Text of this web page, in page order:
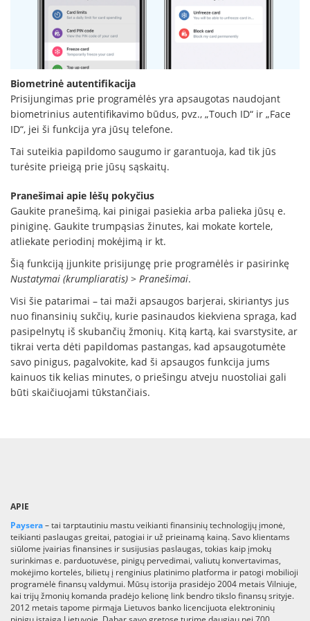
Biometrinė autentifikacija
Prisijungimas prie programėlės yra apsaugotas naudojant
biometrinius autentifikavimo būdus, pvz., „Touch ID“ ir „Face
ID“, jei ši funkcija yra jūsų telefone.
Tai suteikia papildomo saugumo ir garantuoja, kad tik jūs
turėsite prieigą prie jūsų sąskaitų.
Pranešimai apie lėšų pokyčius
Gaukite pranešimą, kai pinigai pasiekia arba palieka jūsų e.
piniginę. Gaukite trumpąsias žinutes, kai mokate kortele,
atliekate periodinį mokėjimą ir kt.
Šią funkciją įjunkite prisijungę prie programėlės ir pasirinkę
Nustatymai (krumpliaratis) > Pranešimai.
Visi šie patarimai – tai maži apsaugos barjerai, skiriantys jus
nuo finansinių sukčių, kurie pasinaudos kiekviena spraga, kad
pasipelnytų iš skubančių žmonių. Kitą kartą, kai svarstysite, ar
tikrai verta dėti papildomas pastangas, kad apsaugotumėte
savo pinigus, pagalvokite, kad ši apsaugos funkcija jums
kainuos tik kelias minutes, o priešingu atveju nuostoliai gali
būti skaičiuojami tūkstančiais.
APIE
Paysera– tai tarptautiniu mastu veikianti finansinių technologijų įmonė,
teikianti paslaugas greitai, patogiai ir už prieinamą kainą. Savo klientams
siūlome įvairias finansines ir susijusias paslaugas, tokias kaip įmokų
surinkimas e. parduotuvėse, pinigų pervedimai, valiutų konvertavimas,
mokėjimo kortelės, bilietų į renginius platinimo platforma ir patogi mobilioji
programėlė finansų valdymui. Mūsų istorija prasidėjo 2004 metais Vilniuje,
kai trijų žmonių komanda pradėjo kelionę link bendro tikslo finansų srityje.
2012 metais tapome pirmąja Lietuvos banko licencijuota elektroninių